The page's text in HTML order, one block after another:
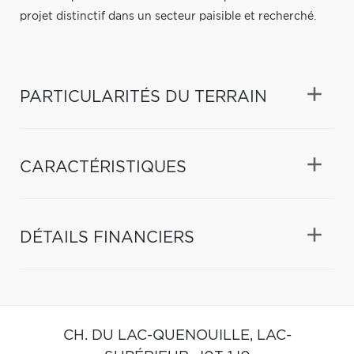
projet distinctif dans un secteur paisible et recherché.
PARTICULARITÉS DU TERRAIN
CARACTÉRISTIQUES
DÉTAILS FINANCIERS
CH. DU LAC-QUENOUILLE, LAC-